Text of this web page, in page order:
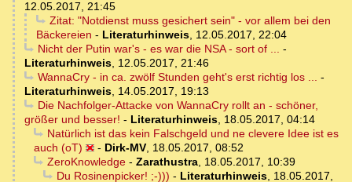
12.05.2017, 21:45
Zitat: "Notdienst muss gesichert sein" - vor allem bei den
Bäckereien - Literaturhinweis, 12.05.2017, 22:04
Nicht der Putin war's - es war die NSA - sort of ... -
Literaturhinweis, 12.05.2017, 21:46
WannaCry - in ca. zwölf Stunden geht's erst richtig los ... -
Literaturhinweis, 14.05.2017, 19:13
Die Nachfolger-Attacke von WannaCry rollt an - schöner,
größer und besser! - Literaturhinweis, 18.05.2017, 04:14
Natürlich ist das kein Falschgeld und ne clevere Idee ist es
auch (oT)
- Dirk-MV, 18.05.2017, 08:52
ZeroKnowledge- Zarathustra, 18.05.2017, 10:39
Du Rosinenpicker! ;-))) - Literaturhinweis, 18.05.2017,